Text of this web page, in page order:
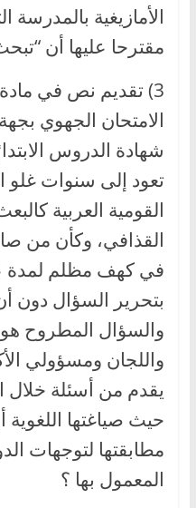
الأمازيغية
مقترحا عليها أن
3) تقديم نص في مادة
الامتحان الجهوي
شهادة الدروس
تعود إلى سنوات غلو
القومية العربية
القذافي، وكأن من
في كهف مظلم لمدة
بتحرير السؤال دون
والسؤال المطروح
واللجان ومسؤولي
يقدم من أسئلة خلال
حيث صياغتها
مطابقتها لتوجهات
المعمول بها ؟